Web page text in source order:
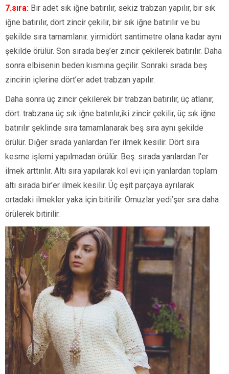
7.sıra: Bir adet sık iğne batırılır, sekiz trabzan yapılır, bir sık
iğne batırılır, dört zincir çekilir, bir sık iğne batırılır ve bu
şekilde sıra tamamlanır. yirmidört santimetre olana kadar aynı
şekilde örülür. Son sırada beş’er zincir çekilerek batırılır. Daha
sonra elbisenin beden kısmına geçilir. Sonraki sırada beş
zincirin içlerine dört’er adet trabzan yapılır.
Daha sonra üç zincir çekilerek bir trabzan batırılır, üç atlanır,
dört. trabzana üç sık iğne batınlır,iki zincir çekilir, üç sık iğne
batırılır şeklinde sıra tamamlanarak beş sıra aynı şekilde
örülür. Diğer sırada yanlardan l’er ilmek kesilir. Dört sıra
kesme işlemi yapılmadan örülür. Beş. sırada yanlardan l’er
ilmek arttınlır. Altı sıra yapılarak kol evi için yanlardan toplam
altı sırada bir’er ilmek kesilir. Üç eşit parçaya ayrılarak
ortadaki ilmekler yaka için bitirilir. Omuzlar yedi’şer sıra daha
örülerek bitirilir.